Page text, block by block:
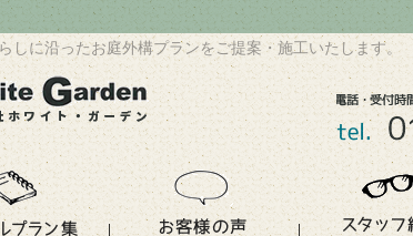
に沿ったお庭外構プランをご提案・施工いたします。